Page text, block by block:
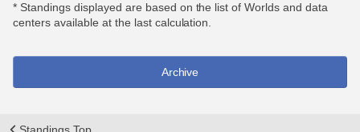
* Standings displayed are based on the list of Worlds and data
centers available at the last calculation.
Archive